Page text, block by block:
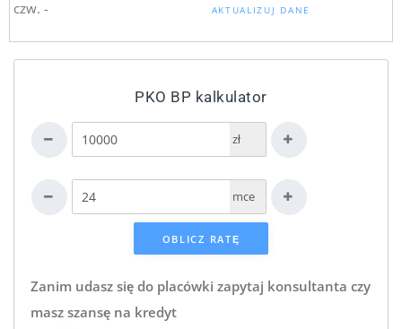
czw. -
AKTUALIZUJ DANE
PKO BP kalkulator
zł
mce
Zanim udasz się do placówki zapytaj konsultanta czy
masz szansę na kredyt